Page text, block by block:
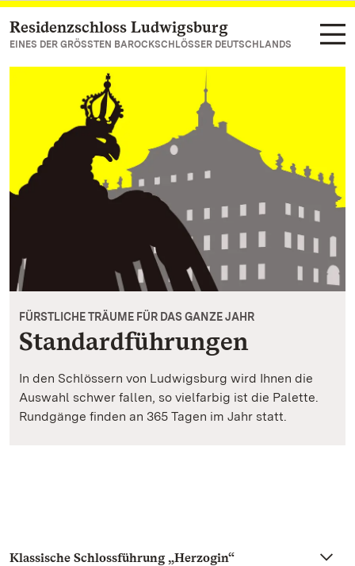
Zum Hauptinhalt springen
Residenzschloss Ludwigsburg
EINES DER GRÖSSTEN BAROCKSCHLÖSSER DEUTSCHLANDS
FÜRSTLICHE TRÄUME FÜR DAS GANZE JAHR
Standardführungen
In den Schlössern von Ludwigsburg wird Ihnen die
Auswahl schwer fallen, so vielfarbig ist die Palette.
Rundgänge finden an 365 Tagen im Jahr statt.
Klassische Schlossführung „Herzogin“